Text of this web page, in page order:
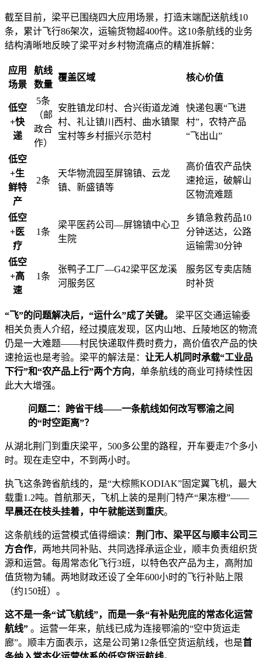
截至目前，梁平已围绕四大应用场景，打造末端配送航线10
条，累计飞行86架次，运输货物超400件。这10条航线的业务
结构清晰地反映了梁平对乡村物流痛点的精准拆解：
应用
场景
航线
数量
覆盖区域 核心价值
低空
+快
递
5条
（邮
政合
作）
安胜镇龙印村、合兴街道龙滩
村、礼让镇川西村、曲水镇聚
宝村等乡村振兴示范村
快递包裹“飞进
村”，农特产品
“飞出山”
低空
+生
鲜特
产
2条
天华物流园至屏锦镇、云龙
镇、新盛镇等
高价值农产品快
速抢运，破解山
区物流难题
低空
+医
疗
1条
梁平医药公司—屏锦镇中心卫
生院
乡镇急救药品10
分钟送达，公路
运输需30分钟
低空
+高
速
1条
张鸭子工厂—G42梁平区龙溪
河服务区
服务区专卖店随
时补货
“飞”的问题解决后，“运什么”成了关键。
梁平区交通运输委
相关负责人介绍，经过摸底发现，区内山地、丘陵地区的物流
仍是一大难题——村民快递取件费时费力，高价值农产品的快
速抢运也是考验。梁平的解法是： 让无人机同时承载“工业品
下行”和“农产品上行”两个方向，单条航线的商业可持续性因
此大大增强。
问题二：跨省干线——一条航线如何改写鄂渝之间
的“时空距离”？
从湖北荆门到重庆梁平，500多公里的路程，开车要走7个多小
时。现在走空中，不到两小时。
执飞这条跨省航线的，是“大棕熊KODIAK”固定翼飞机，最大
载重1.2吨。首航那天，飞机上装的是荆门特产“果冻橙”——
早晨还在枝头挂着，中午就能送到重庆。
这条航线的运营模式值得细读： 荆门市、梁平区与顺丰公司三
方合作，两地共同补贴、共同选择承运企业，顺丰负责组织货
源和运营。每周常态化飞行3班，以特色农产品为主，高附加
值货物为辅。两地财政还设了全年600小时的飞行补贴上限
（约150班）。
这不是一条“试飞航线”，而是一条“有补贴兜底的常态化运营
航线” 。运营一年来，航线已成为连接鄂渝的“空中货运走
廊”。顺丰方面表示，这是公司第12条低空货运航线，也是首